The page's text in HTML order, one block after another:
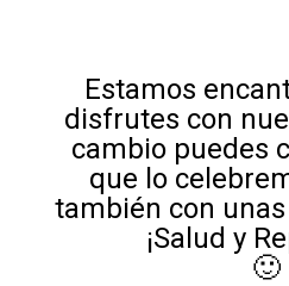
Estamos
disfrutes con
cambio puedes
que lo
también con
¡Salud y
🙂